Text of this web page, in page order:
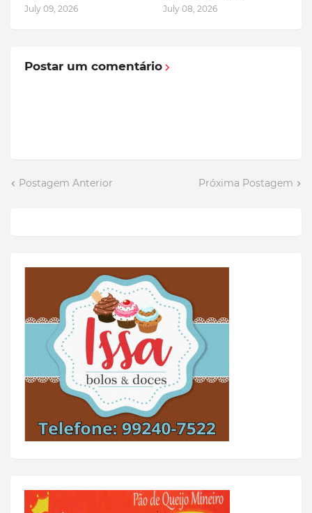
July 09, 2026 July 08, 2026
Postar um comentário
Postagem Anterior Próxima Postagem